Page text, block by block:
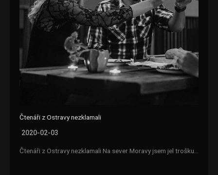
Čtenáři z Ostravy nezklamali
2020-02-03
Čtenáři z Ostravy nezklamali Na sever Moravy jsem jel trošku…